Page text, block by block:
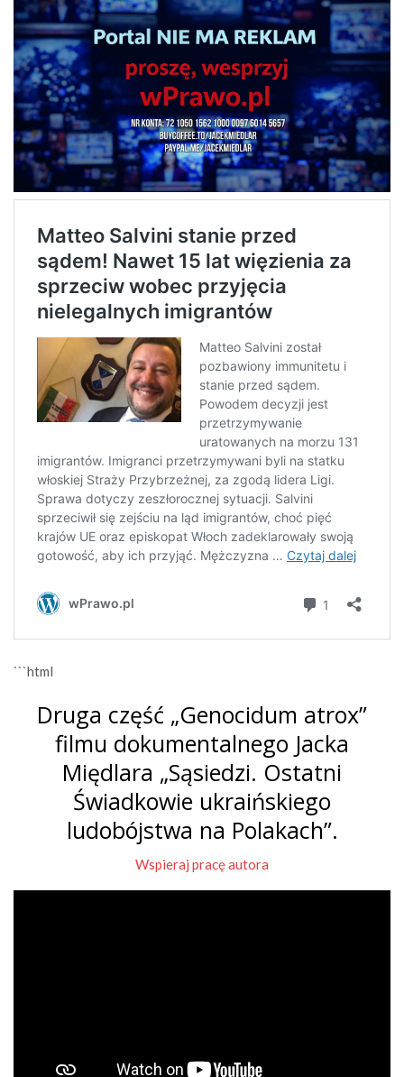
```html
Druga część „Genocidum atrox”
filmu dokumentalnego Jacka
Międlara „Sąsiedzi. Ostatni
Świadkowie ukraińskiego
ludobójstwa na Polakach”.
Wspieraj pracę autora